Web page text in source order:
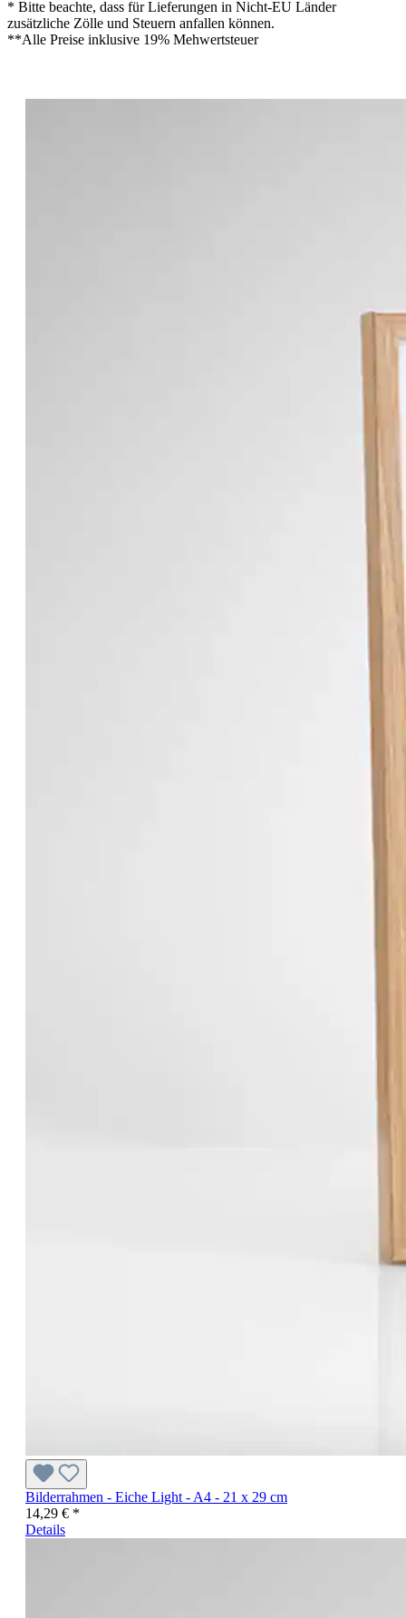
* Bitte beachte, dass für Lieferungen in Nicht-EU Länder
zusätzliche Zölle und Steuern anfallen können.
**Alle Preise inklusive 19% Mehwertsteuer
Bilderrahmen - Eiche Light - A4 - 21 x 29 cm
14,29 € *
Details